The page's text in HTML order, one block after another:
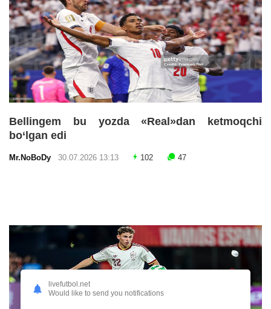
Bellingem bu yozda «Real»dan ketmoqchi
bo‘lgan edi
Mr.NoBoDy 30.07.2026 13:13 102 47
livefutbol.net
Would like to send you notifications